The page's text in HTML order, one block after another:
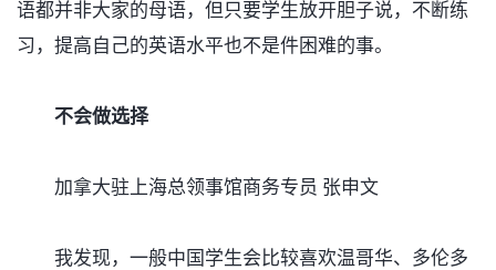
语都并非大家的母语，但只要学生放开胆子说，不断练
习，提高自己的英语水平也不是件困难的事。
不会做选择
加拿大驻上海总领事馆商务专员 张申文
我发现，一般中国学生会比较喜欢温哥华、多伦多